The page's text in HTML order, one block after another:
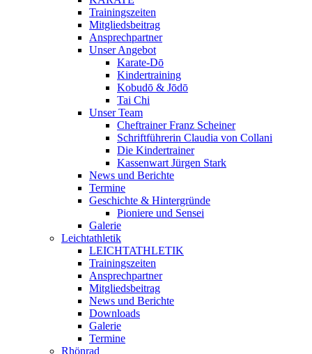
Trainingszeiten
Mitgliedsbeitrag
Ansprechpartner
Unser Angebot
Karate-Dō
Kindertraining
Kobudō & Jōdō
Tai Chi
Unser Team
Cheftrainer Franz Scheiner
Schriftführerin Claudia von Collani
Die Kindertrainer
Kassenwart Jürgen Stark
News und Berichte
Termine
Geschichte & Hintergründe
Pioniere und Sensei
Galerie
Leichtathletik
LEICHTATHLETIK
Trainingszeiten
Ansprechpartner
Mitgliedsbeitrag
News und Berichte
Downloads
Galerie
Termine
Rhönrad